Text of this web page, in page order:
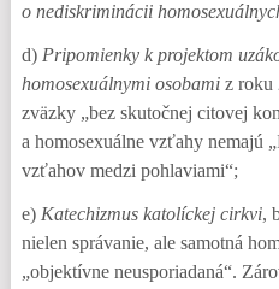
o nediskriminácii
d) Pripomienky k projektom
homosexuálnymi osobamiz roku
zväzky „bez skutočnej citovej
a homosexuálne vzťahy nemajú
vzťahov medzi pohlaviami“;
e) Katechizmus katolíckej cirkvi,
nielen správanie, ale samotná
„objektívne neusporiadaná“.